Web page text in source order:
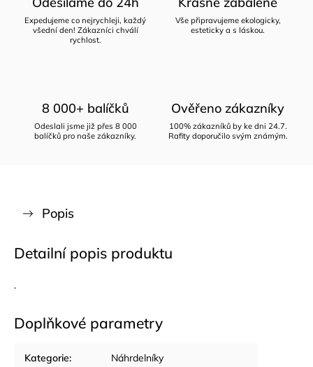
Expedujeme co nejrychleji, každý
všední den! Zákazníci chválí
rychlost.
Vše připravujeme ekologicky,
esteticky a s láskou.
8 000+ balíčků
Odeslali jsme již přes 8 000
balíčků pro naše zákazníky.
Ověřeno zákazníky
100% zákazníků by ke dni 24.7.
Rafity doporučilo svým známým.
Popis
Detailní popis produktu
.
Doplňkové parametry
Kategorie: Náhrdelníky